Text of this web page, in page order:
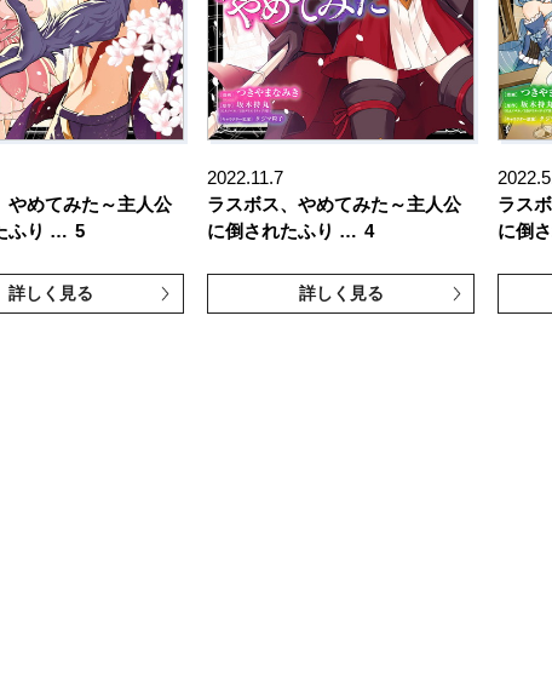
やめてみた～主人公
ふり … 5
詳しく見る
2022.11.7
ラスボス、やめてみた～主人公
に倒されたふり … 4
詳しく見る
ラス
に倒